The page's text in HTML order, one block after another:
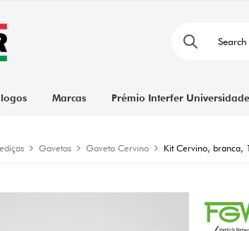
Marcas Prémio Interfer
Gavetas Gaveta Cervino Kit Cervino,